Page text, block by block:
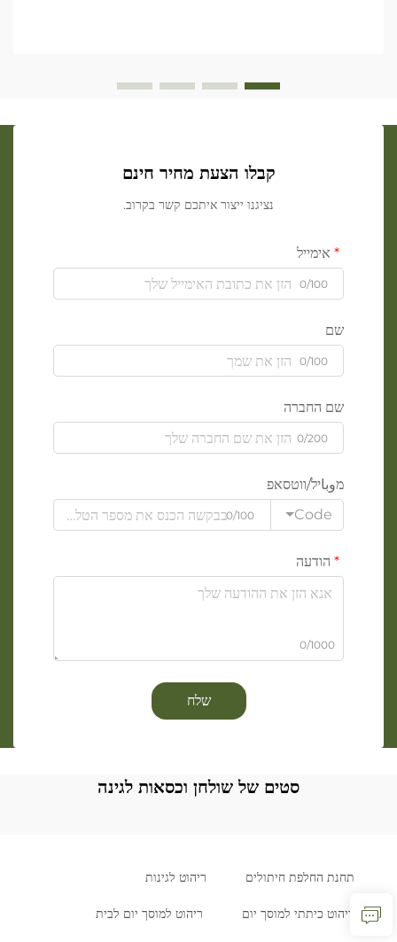
קבלו הצעת מחיר חינם
נציגנו ייצור איתכם קשר בקרוב.
אימייל
0/100
שם
0/100
שם החברה
0/200
מوباיל/ווטסאפ
Code
0/100
הודעה
0/1000
שלח
סטים של שולחן וכסאות לגינה
תחנת החלפת חיתולים ריהוט לגינות
ריהוט כיתתי למוסך יום ריהוט למוסך יום לבית